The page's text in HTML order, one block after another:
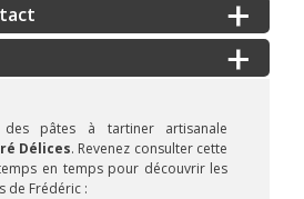
des pâtes à tartiner artisanale
Délices. Revenez consulter cette
en temps pour découvrir les
de Frédéric :